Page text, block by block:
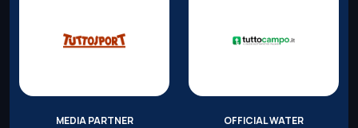
MEDIA PARTNER OFFICIAL WATER